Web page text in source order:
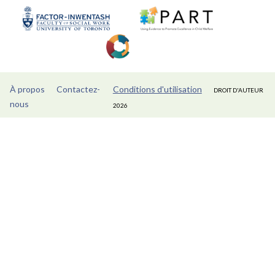
À propos
Contactez-
nous
Conditions d'utilisation DROIT D'AUTEUR
2026